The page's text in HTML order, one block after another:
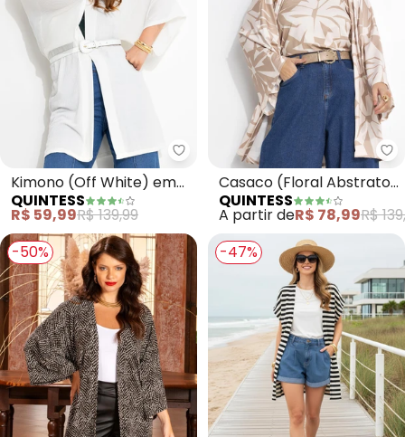
Quintess - Kimono (Off White)
Kimono (Off White) em
Malha Texturizada
QUINTESS
R$ 59,99R$ 139,99
Casaco (Floral Abstrato)
em Malha Crepe
QUINTESS
A partir deR$ 78,99R$
-50%
-47%